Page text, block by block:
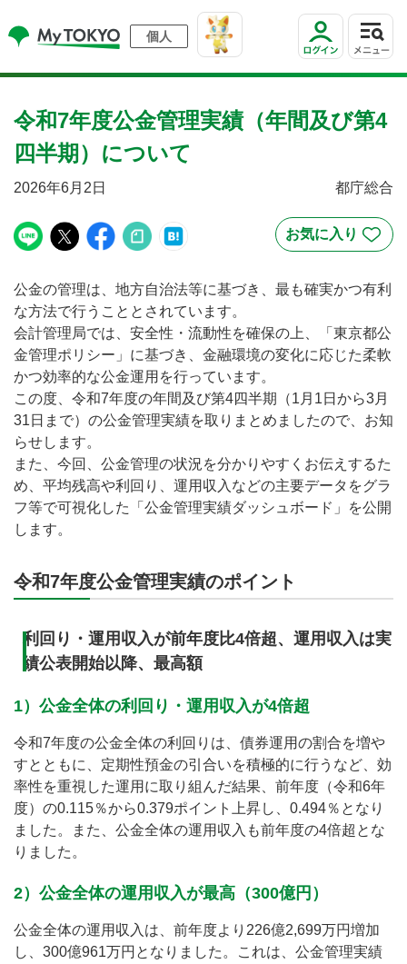
個人
令和7年度公金管理実績（年間及び第4
四半期）について
2026年6月2日 都庁総合
公金の管理は、地方自治法等に基づき、最も確実かつ有利
な方法で行うこととされています。
会計管理局では、安全性・流動性を確保の上、「東京都公
金管理ポリシー」に基づき、金融環境の変化に応じた柔軟
かつ効率的な公金運用を行っています。
この度、令和7年度の年間及び第4四半期（1月1日から3月
31日まで）の公金管理実績を取りまとめましたので、お知
らせします。
また、今回、公金管理の状況を分かりやすくお伝えするた
め、平均残高や利回り、運用収入などの主要データをグラ
フ等で可視化した「公金管理実績ダッシュボード」を公開
します。
令和7年度公金管理実績のポイント
利回り・運用収入が前年度比4倍超、運用収入は実
績公表開始以降、最高額
1）公金全体の利回り・運用収入が4倍超
令和7年度の公金全体の利回りは、債券運用の割合を増や
すとともに、定期性預金の引合いを積極的に行うなど、効
率性を重視した運用に取り組んだ結果、前年度（令和6年
度）の0.115％から0.379ポイント上昇し、0.494％となり
ました。また、公金全体の運用収入も前年度の4倍超とな
りました。
2）公金全体の運用収入が最高（300億円）
公金全体の運用収入は、前年度より226億2,699万円増加
し、300億961万円となりました。これは、公金管理実績